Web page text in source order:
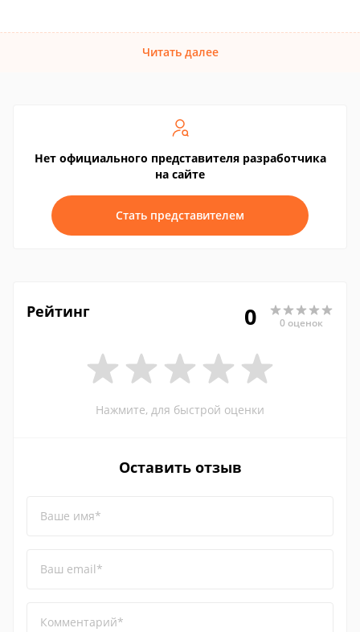
Читать далее
Нет официального представителя разработчика
на сайте
Стать представителем
Рейтинг 0 0 оценок
Нажмите, для быстрой оценки
Оставить отзыв
Ваше имя*
Ваш email*
Комментарий*